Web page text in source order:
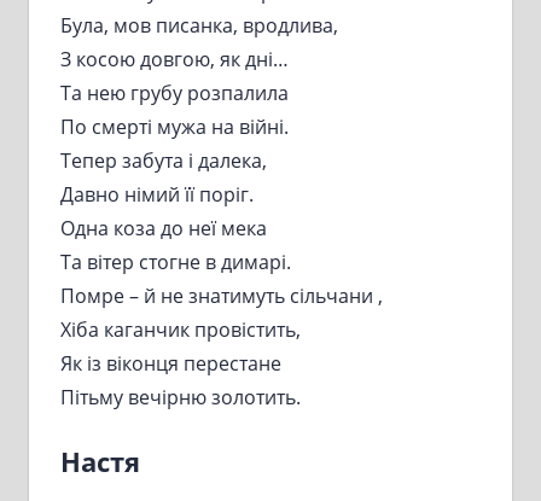
Була, мов писанка, вродлива,
З косою довгою, як дні…
Та нею грубу розпалила
По смерті мужа на війні.
Тепер забута і далека,
Давно німий її поріг.
Одна коза до неї мека
Та вітер стогне в димарі.
Помре – й не знатимуть сільчани ,
Хіба каганчик провістить,
Як із віконця перестане
Пітьму вечірню золотить.
Настя